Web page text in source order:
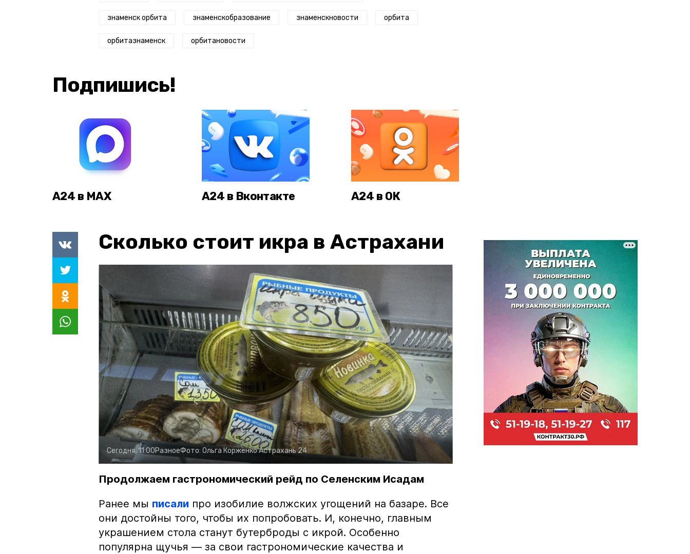
знаменск орбита знаменскобразование знаменскновости орбита
орбитазнаменск орбитановости
Подпишись!
А24 в MAX А24 в Вконтакте А24 в ОК
Сколько стоит икра в Астрахани
Сегодня, 11:00РазноеФото: Ольга КорженкоАстрахань 24
Продолжаем гастрономический рейд по Селенским Исадам
Ранее мы писали про изобилие волжских угощений на базаре. Все
они достойны того, чтобы их попробовать. И, конечно, главным
украшением стола станут бутерброды с икрой. Особенно
популярна щучья — за свои гастрономические качества и